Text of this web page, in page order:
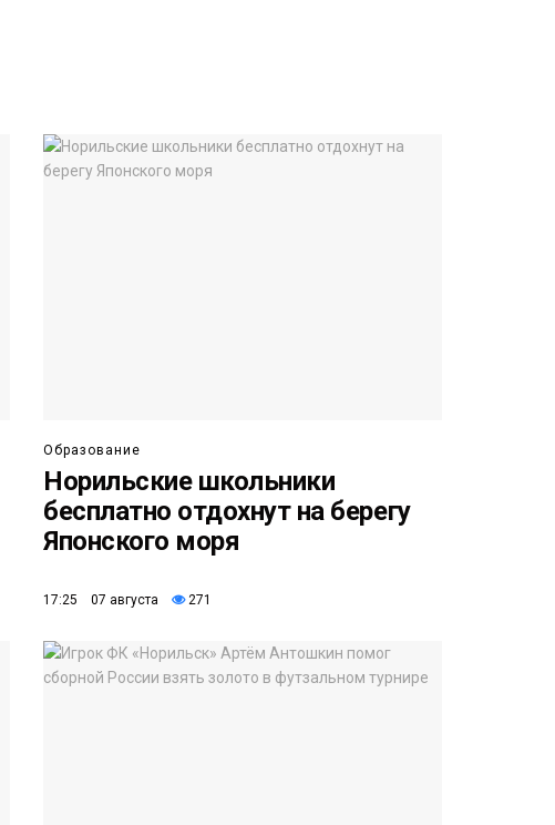
Образование
Норильские школьники
бесплатно отдохнут на берегу
Японского моря
17:25 07 августа 271